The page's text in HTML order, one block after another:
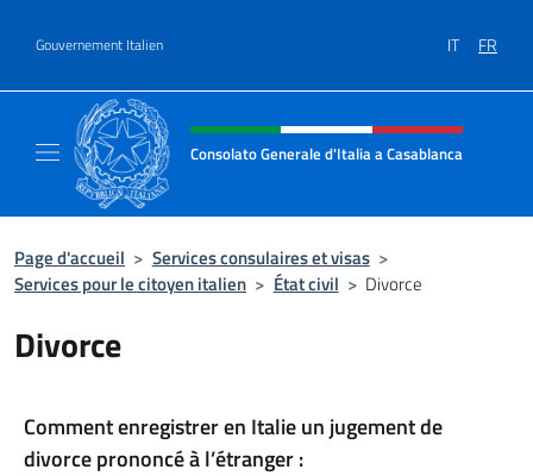
Gouvernement Italien IT FR
Site Web, social et en-tête de
Consolato Generale d'Italia a Casablanca
Page d'accueil > Services consulaires et visas >
Services pour le citoyen italien > État civil > Divorce
Divorce
Comment enregistrer en Italie un jugement de
divorce prononcé à l’étranger :